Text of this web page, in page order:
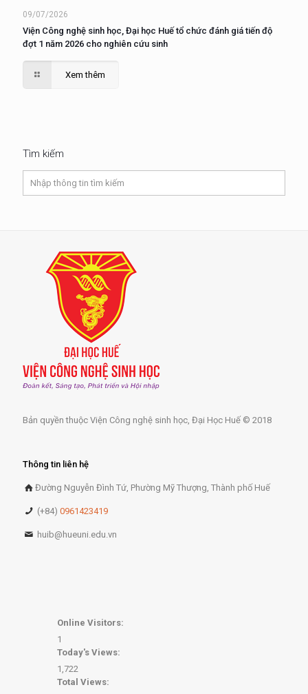
09/07/2026
Viện Công nghệ sinh học, Đại học Huế tổ chức đánh giá tiến độ
đợt 1 năm 2026 cho nghiên cứu sinh
Xem thêm
Tìm kiếm
Bản quyền thuộc Viện Công nghệ sinh học, Đại Học Huế © 2018
Thông tin liên hệ
Đường Nguyễn Đình Tứ, Phường Mỹ Thượng, Thành phố Huế
(+84)0961423419
huib@hueuni.edu.vn
Online Visitors:
1
Today's Views:
1,722
Total Views: